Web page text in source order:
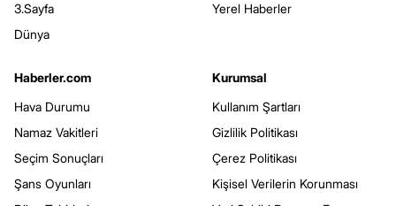
3.Sayfa
Dünya
Yerel Haberler
Haberler.com
Hava Durumu
Namaz Vakitleri
Seçim Sonuçları
Şans Oyunları
Kurumsal
Kullanım Şartları
Gizlilik Politikası
Çerez Politikası
Kişisel Verilerin Korunması